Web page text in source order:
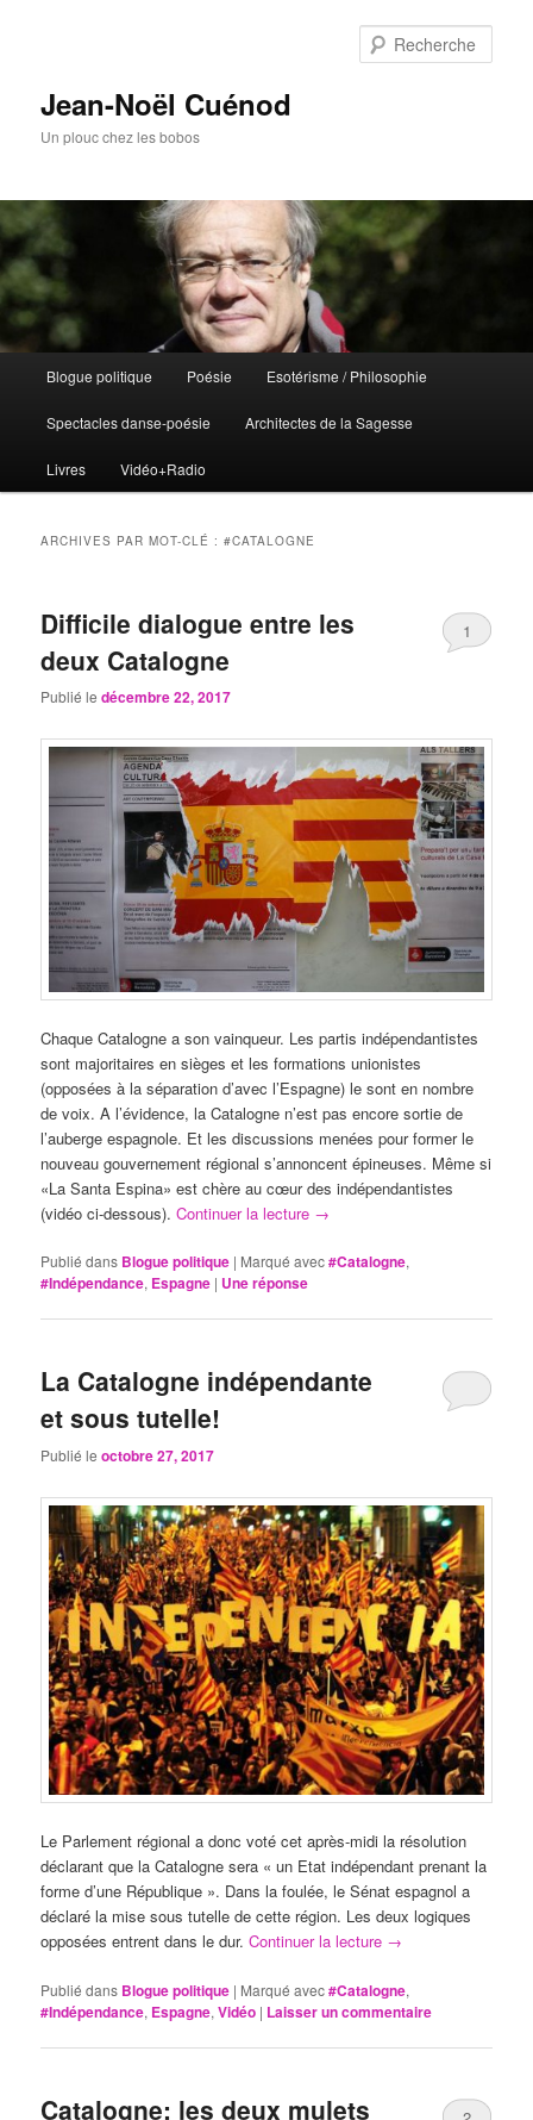
Jean-Noël Cuénod
Un plouc chez les bobos
Aller
au
contenu
principal
Aller
au
contenu
secondaire
Blogue politique Poésie Esotérisme / Philosophie
Spectacles danse-poésie Architectes de la Sagesse
Livres Vidéo+Radio
ARCHIVES PAR MOT-CLÉ :#CATALOGNE
Difficile dialogue entre les
deux Catalogne
Publié ledécembre 22, 2017
1
Chaque Catalogne a son vainqueur. Les partis indépendantistes
sont majoritaires en sièges et les formations unionistes
(opposées à la séparation d’avec l’Espagne) le sont en nombre
de voix. A l’évidence, la Catalogne n’est pas encore sortie de
l’auberge espagnole. Et les discussions menées pour former le
nouveau gouvernement régional s’annoncent épineuses. Même si
«La Santa Espina» est chère au cœur des indépendantistes
(vidéo ci-dessous).Continuer la lecture →
Publié dans Blogue politique | Marqué avec#Catalogne,
#Indépendance, Espagne | Uneréponse
La Catalogne indépendante
et sous tutelle!
Publié leoctobre 27, 2017
Le Parlement régional a donc voté cet après-midi la résolution
déclarant que la Catalogne sera « un Etat indépendant prenant la
forme d’une République ». Dans la foulée, le Sénat espagnol a
déclaré la mise sous tutelle de cette région. Les deux logiques
opposées entrent dans le dur.Continuer la lecture →
Publié dans Blogue politique | Marqué avec#Catalogne,
#Indépendance, Espagne,Vidéo | Laisser un commentaire
Catalogne: les deux mulets